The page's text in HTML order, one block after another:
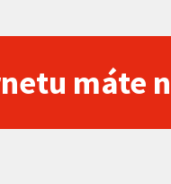
máte